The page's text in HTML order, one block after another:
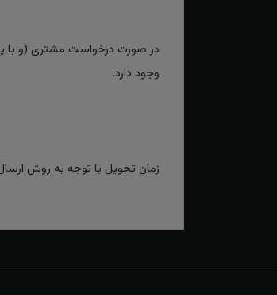
در صورت درخواست مشتری (و با
وجود دارد.
زمان تحویل با توجه به روش ارسال متفاوت بوده و